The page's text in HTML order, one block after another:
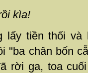
kìa!
lấy tiền thối và
"ba chân bốn
rời ga, toa